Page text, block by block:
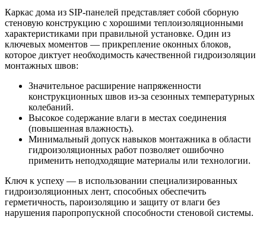
Каркас дома из SIP-панелей представляет собой сборную
стеновую конструкцию с хорошими теплоизоляционными
характеристиками при правильной установке. Один из
ключевых моментов — прикрепление оконных блоков,
которое диктует необходимость качественной гидроизоляции
монтажных швов:
Значительное расширение напряженности
конструкционных швов из-за сезонных температурных
колебаний.
Высокое содержание влаги в местах соединения
(повышенная влажность).
Минимальный допуск навыков монтажника в области
гидроизоляционных работ позволяет ошибочно
применить неподходящие материалы или технологии.
Ключ к успеху — в использовании специализированных
гидроизоляционных лент, способных обеспечить
герметичность, пароизоляцию и защиту от влаги без
нарушения паропропускной способности стеновой системы.